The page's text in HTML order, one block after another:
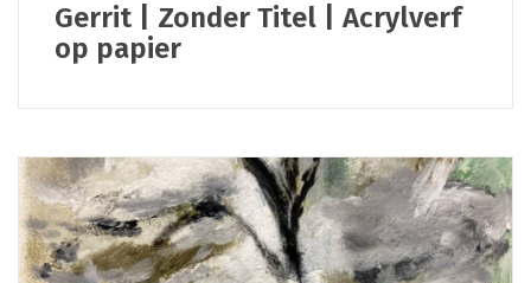
Gerrit | Zonder Titel | Acrylverf
op papier